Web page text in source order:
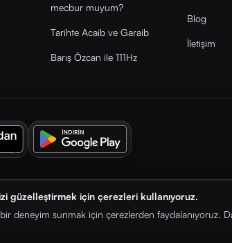
güzelleştirmek için çerezleri kullanıyoruz.
deneyim sunmak için çerezlerden faydalanıyoruz.
mecbur muyum?
Tarihte Acaib ve Garaib
Barış Özcan ile 111Hz
Blog
İletişim
hakları saklıdır.